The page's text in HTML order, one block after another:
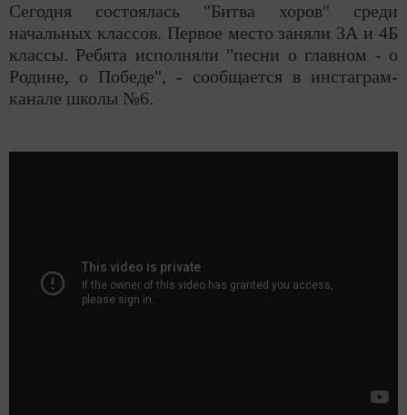
Сегодня состоялась "Битва хоров" среди
начальных классов. Первое место заняли 3А и 4Б
классы. Ребята исполняли "песни о главном - о
Родине, о Победе", - сообщается в инстаграм-
канале школы №6.